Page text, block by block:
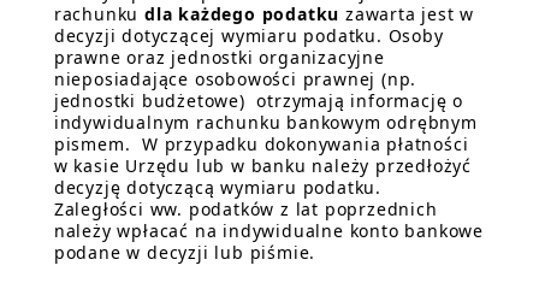
rachunku dla każdego podatku zawarta jest w
decyzji dotyczącej wymiaru podatku. Osoby
prawne oraz jednostki organizacyjne
nieposiadające osobowości prawnej (np.
jednostki budżetowe) otrzymają informację o
indywidualnym rachunku bankowym odrębnym
pismem. W przypadku dokonywania płatności
w kasie Urzędu lub w banku należy przedłożyć
decyzję dotyczącą wymiaru podatku.
Zaległości ww. podatków z lat poprzednich
należy wpłacać na indywidualne konto bankowe
podane w decyzji lub piśmie.